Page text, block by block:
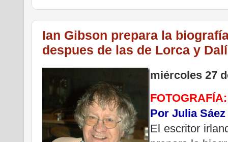
Ian Gibson prepara la
despues de las de Lorca y Dalí
miércoles 27
Por Julia
El escritor